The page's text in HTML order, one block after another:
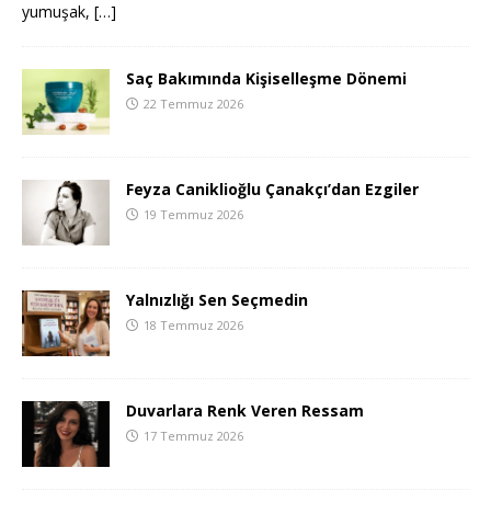
yumuşak, […]
Saç Bakımında Kişiselleşme Dönemi
22 Temmuz 2026
Feyza Caniklioğlu Çanakçı’dan Ezgiler
19 Temmuz 2026
Yalnızlığı Sen Seçmedin
18 Temmuz 2026
Duvarlara Renk Veren Ressam
17 Temmuz 2026